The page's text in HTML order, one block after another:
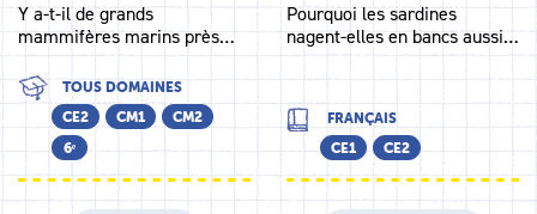
Y a-t-il de grands
mammifères marins près…
TOUS DOMAINES
CE2
CM1
CM2
6ᵉ
Pourquoi les sardines
nagent-elles en bancs aussi…
FRANÇAIS
CE1
CE2